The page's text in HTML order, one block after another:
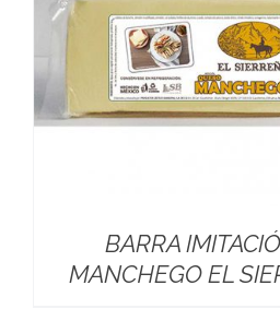
BARRA
MANCHEGO EL